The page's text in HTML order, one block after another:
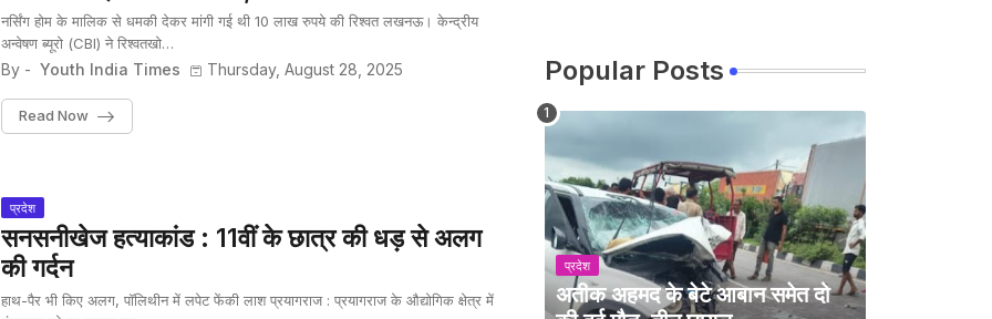
नर्सिंग होम के मालिक से धमकी देकर मांगी गई थी 10 लाख रुपये की रिश्वत लखनऊ। केन्द्रीय
अन्वेषण ब्यूरो (CBI) ने रिश्वतखो…
By - Youth India Times Thursday, August 28, 2025
Read Now
प्रदेश
सनसनीखेज हत्याकांड : 11वीं के छात्र की धड़ से अलग
की गर्दन
हाथ-पैर भी किए अलग, पॉलिथीन में लपेट फेंकी लाश प्रयागराज : प्रयागराज के औद्योगिक क्षेत्र में
Popular Posts
प्रदेश
अतीक अहमद के बेटे आबान समेत दो